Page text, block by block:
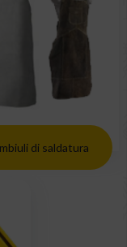
di saldatura